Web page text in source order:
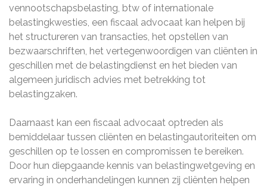
vennootschapsbelasting, btw of internationale
belastingkwesties, een fiscaal advocaat kan helpen bij
het structureren van transacties, het opstellen van
bezwaarschriften, het vertegenwoordigen van cliënten in
geschillen met de belastingdienst en het bieden van
algemeen juridisch advies met betrekking tot
belastingzaken.
Daarnaast kan een fiscaal advocaat optreden als
bemiddelaar tussen cliënten en belastingautoriteiten om
geschillen op te lossen en compromissen te bereiken.
Door hun diepgaande kennis van belastingwetgeving en
ervaring in onderhandelingen kunnen zij cliënten helpen